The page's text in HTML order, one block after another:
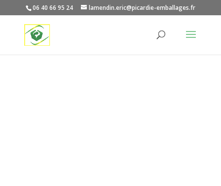
06 40 66 95 24 lamendin.eric@picardie-emballages.fr